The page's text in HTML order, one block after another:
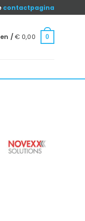
contactpagina
/€ 0,00 0